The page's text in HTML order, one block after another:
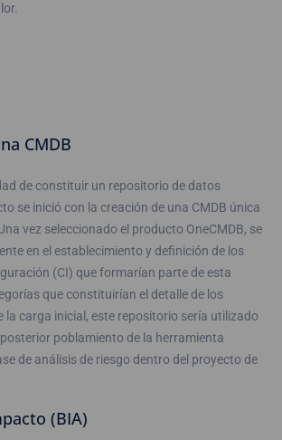
CMDB
de constituir un repositorio de datos
se inició con la creación de una CMDB única
vez seleccionado el producto OneCMDB, se
en el establecimiento y definición de los
(CI) que formarían parte de esta
que constituirían el detalle de los
la carga inicial, este repositorio sería utilizado
poblamiento de la herramienta
de análisis de riesgo dentro del proyecto de
(BIA)